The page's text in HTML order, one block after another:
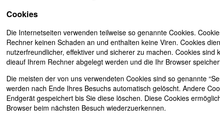
Cookies
Die Internetseiten verwenden teilweise so genannte Cookies.
Rechner keinen Schaden an und enthalten keine Viren. Cookies
nutzerfreundlicher, effektiver und sicherer zu machen. Cookies sind
dieauf Ihrem Rechner abgelegt werden und die Ihr Browser
Die meisten der von uns verwendeten Cookies sind so genannte
werden nach Ende Ihres Besuchs automatisch gelöscht. Andere
Endgerät gespeichert bis Sie diese löschen. Diese Cookies
Browser beim nächsten Besuch wiederzuerkennen.